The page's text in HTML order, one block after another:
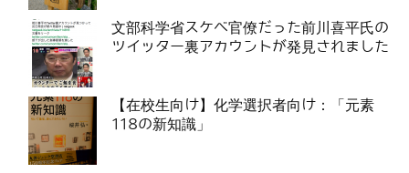
文部科学省スケベ官僚だった前川喜平氏の
ツイッター裏アカウントが発見されました
【在校生向け】化学選択者向け：「元素
118の新知識」